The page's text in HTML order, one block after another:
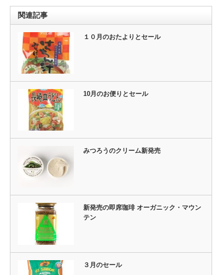
関連記事
１０月のおたよりとセール
10月のお便りとセール
みつろうのクリーム新発売
新発売の即席珈琲 オーガニック・マウン
テン
３月のセール